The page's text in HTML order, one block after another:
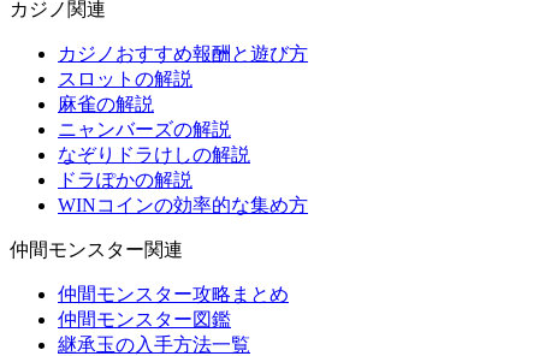
カジノ関連
カジノおすすめ報酬と遊び方
スロットの解説
麻雀の解説
ニャンバーズの解説
なぞりドラけしの解説
ドラぽかの解説
WINコインの効率的な集め方
仲間モンスター関連
仲間モンスター攻略まとめ
仲間モンスター図鑑
継承玉の入手方法一覧